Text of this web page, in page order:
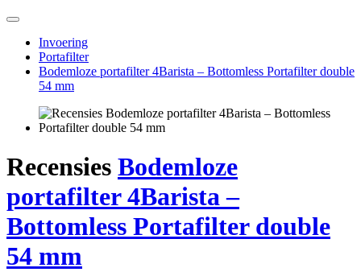
Invoering
Portafilter
Bodemloze portafilter 4Barista – Bottomless Portafilter double
54 mm
Recensies Bodemloze
portafilter 4Barista –
Bottomless Portafilter double
54 mm